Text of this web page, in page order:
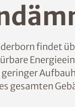
findet
gesamten